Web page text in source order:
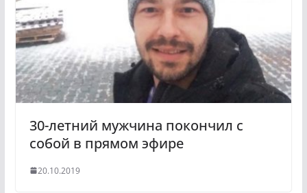
i
k
i
30-летний мужчина покончил с
собой в прямом эфире
20.10.2019